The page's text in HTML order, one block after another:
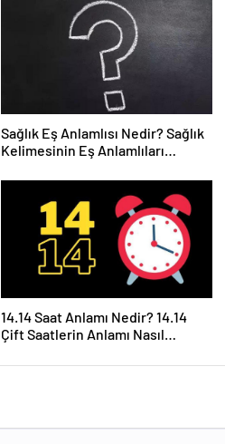
Sağlık Eş Anlamlısı Nedir? Sağlık
Kelimesinin Eş Anlamlıları
14.14 Saat Anlamı Nedir? 14.14
Çift Saatlerin Anlamı Nasıl